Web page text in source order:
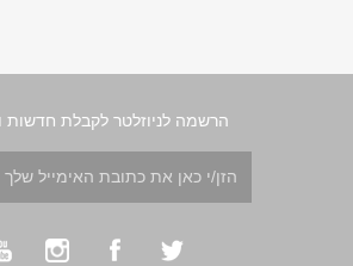
הרשמה לניוזלטר לקבלת חדשות